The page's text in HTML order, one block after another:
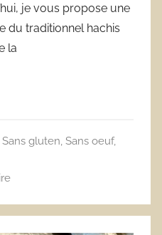
je vous propose une
du traditionnel hachis
la
Sans gluten Sans oeuf,